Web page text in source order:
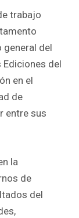
trabajo
general del
Ediciones del
en el
de
entre sus
la
de
del